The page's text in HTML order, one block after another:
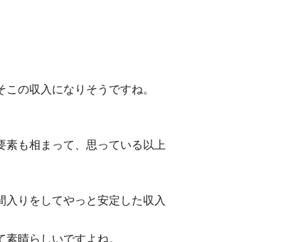
の収入になりそうですね。
素も相まって、思っている以上
入りをしてやっと安定した収入
晴らしいですよね。